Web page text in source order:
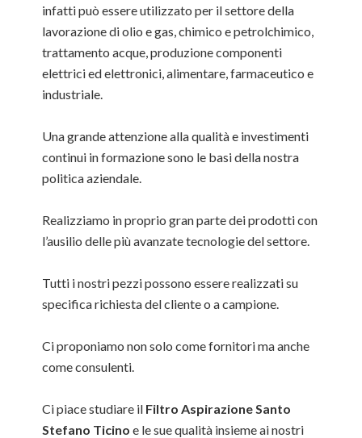
infatti può essere utilizzato per il settore della
lavorazione di olio e gas, chimico e petrolchimico,
trattamento acque, produzione componenti
elettrici ed elettronici, alimentare, farmaceutico e
industriale.
Una grande attenzione alla qualità e investimenti
continui in formazione sono le basi della nostra
politica aziendale.
Realizziamo in proprio gran parte dei prodotti con
l’ausilio delle più avanzate tecnologie del settore.
Tutti i nostri pezzi possono essere realizzati su
specifica richiesta del cliente o a campione.
Ci proponiamo non solo come fornitori ma anche
come consulenti.
Ci piace studiare il Filtro Aspirazione Santo
Stefano Ticino e le sue qualità insieme ai nostri